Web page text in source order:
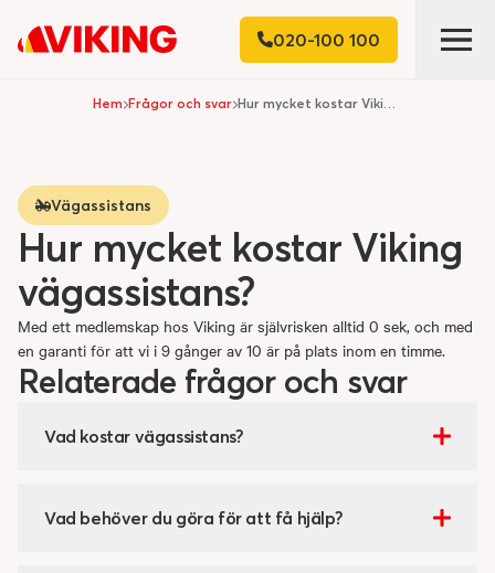
020-100 100
Hem Frågor och svar Hur mycket kostar Viking vägassistans?
Vägassistans
Hur mycket kostar Viking
vägassistans?
Med ett medlemskap hos Viking är självrisken alltid 0 sek, och med
en garanti för att vi i 9 gånger av 10 är på plats inom en timme.
Relaterade frågor och svar
Vad kostar vägassistans?
Vad behöver du göra för att få hjälp?